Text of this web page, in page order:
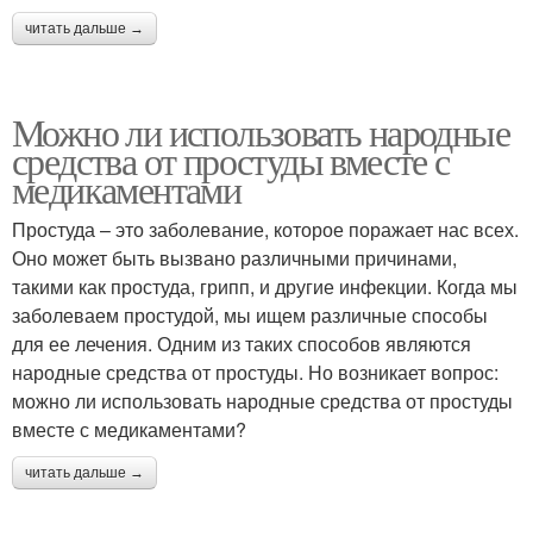
читать дальше →
Можно ли использовать народные
средства от простуды вместе с
медикаментами
Простуда – это заболевание, которое поражает нас всех.
Оно может быть вызвано различными причинами,
такими как простуда, грипп, и другие инфекции. Когда мы
заболеваем простудой, мы ищем различные способы
для ее лечения. Одним из таких способов являются
народные средства от простуды. Но возникает вопрос:
можно ли использовать народные средства от простуды
вместе с медикаментами?
читать дальше →